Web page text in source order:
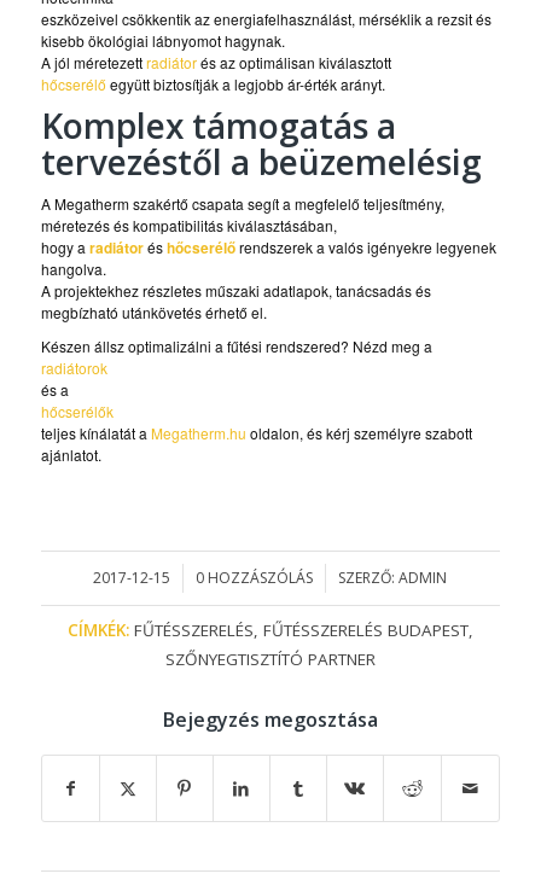
eszközeivel csökkentik az energiafelhasználást, mérséklik a rezsit és
kisebb ökológiai lábnyomot hagynak.
A jól méretezettradiátorés az optimálisan kiválasztott
hőcserélő együtt biztosítják a legjobb ár-érték arányt.
Komplex támogatás a
tervezéstől a beüzemelésig
A Megatherm szakértő csapata segít a megfelelő teljesítmény,
méretezés és kompatibilitás kiválasztásában,
hogy a radiátoréshőcserélőrendszerek a valós igényekre legyenek
hangolva.
A projektekhez részletes műszaki adatlapok, tanácsadás és
megbízható utánkövetés érhető el.
Készen állsz optimalizálni a fűtési rendszered? Nézd meg a
radiátorok
és a
hőcserélők
teljes kínálatát a Megatherm.hu oldalon, és kérj személyre szabott
ajánlatot.
2017-12-15
/ 0 HOZZÁSZÓLÁS
/ SZERZŐ:ADMIN
CÍMKÉK: FŰTÉSSZERELÉS, FŰTÉSSZERELÉS BUDAPEST,
SZŐNYEGTISZTÍTÓ PARTNER
Bejegyzés megosztása